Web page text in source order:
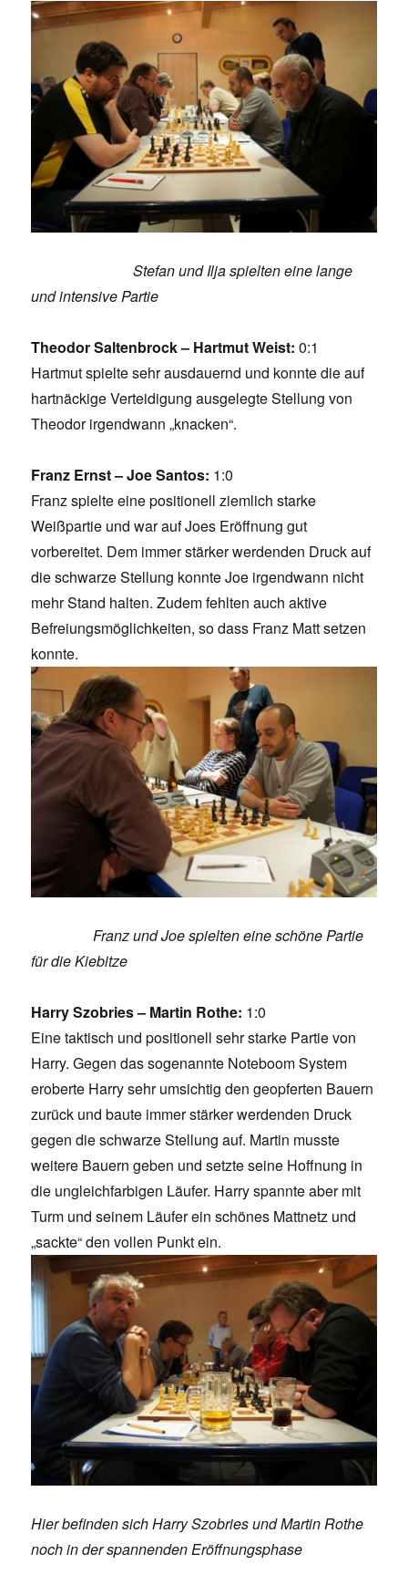
Stefan und Ilja spielten eine lange
und intensive Partie
Theodor Saltenbrock – Hartmut Weist: 0:1
Hartmut spielte sehr ausdauernd und konnte die auf
hartnäckige Verteidigung ausgelegte Stellung von
Theodor irgendwann „knacken“.
Franz Ernst – Joe Santos: 1:0
Franz spielte eine positionell ziemlich starke
Weißpartie und war auf Joes Eröffnung gut
vorbereitet. Dem immer stärker werdenden Druck auf
die schwarze Stellung konnte Joe irgendwann nicht
mehr Stand halten. Zudem fehlten auch aktive
Befreiungsmöglichkeiten, so dass Franz Matt setzen
konnte.
Franz und Joe spielten eine schöne Partie
für die Kiebitze
Harry Szobries – Martin Rothe: 1:0
Eine taktisch und positionell sehr starke Partie von
Harry. Gegen das sogenannte Noteboom System
eroberte Harry sehr umsichtig den geopferten Bauern
zurück und baute immer stärker werdenden Druck
gegen die schwarze Stellung auf. Martin musste
weitere Bauern geben und setzte seine Hoffnung in
die ungleichfarbigen Läufer. Harry spannte aber mit
Turm und seinem Läufer ein schönes Mattnetz und
„sackte“ den vollen Punkt ein.
Hier befinden sich Harry Szobries und Martin Rothe
noch in der spannenden Eröffnungsphase